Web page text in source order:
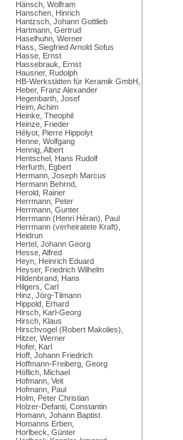
Hänsch, Wolfram
Hanschen, Hinrich
Hantzsch, Johann Gottlieb
Hartmann, Gertrud
Haselhuhn, Werner
Hass, Siegfried Arnold Sofus
Hasse, Ernst
Hassebrauk, Ernst
Hausner, Rudolph
HB-Werkstätten für Keramik GmbH,
Heber, Franz Alexander
Hegenbarth, Josef
Heim, Achim
Heinke, Theophil
Heinze, Frieder
Hélyot, Pierre Hippolyt
Henne, Wolfgang
Hennig, Albert
Hentschel, Hans Rudolf
Herfurth, Egbert
Hermann, Joseph Marcus
Hermann Behrnd,
Herold, Rainer
Herrmann, Peter
Herrmann, Gunter
Herrmann (Henri Héran), Paul
Herrmann (verheiratete Kraft),
Heidrun
Hertel, Johann Georg
Hesse, Alfred
Heyn, Heinrich Eduard
Heyser, Friedrich Wilhelm
Hildenbrand, Hans
Hilgers, Carl
Hinz, Jörg-Tilmann
Hippold, Erhard
Hirsch, Karl-Georg
Hirsch, Klaus
Hirschvogel (Robert Makolies),
Hitzer, Werner
Hofer, Karl
Hoff, Johann Friedrich
Hoffmann-Freiberg, Georg
Höflich, Michael
Hofmann, Veit
Hofmann, Paul
Holm, Peter Christian
Holzer-Defanti, Constantin
Homann, Johann Baptist
Homanns Erben,
Horlbeck, Günter